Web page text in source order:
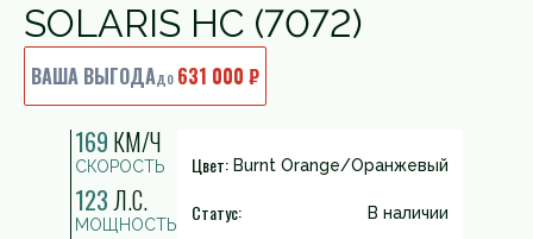
SOLARIS HC (7072)
ВАША ВЫГОДАдо631 000 ₽
169 КМ/Ч
СКОРОСТЬ
123Л.С.
МОЩНОСТЬ
Цвет: Burnt Orange/Оранжевый
Статус: В наличии